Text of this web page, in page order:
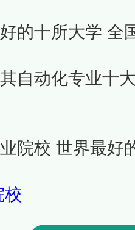
的十所大学 全
自动化专业十
院校 世界最好
校